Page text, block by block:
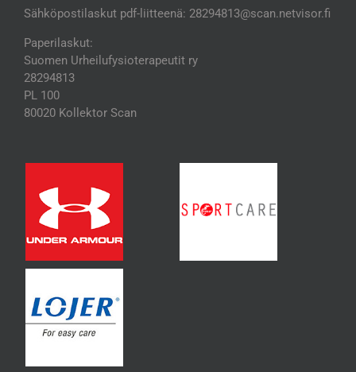
Sähköpostilaskut pdf-liitteenä: 28294813@scan.netvisor.fi
Paperilaskut:
Suomen Urheilufysioterapeutit ry
28294813
PL 100
80020 Kollektor Scan